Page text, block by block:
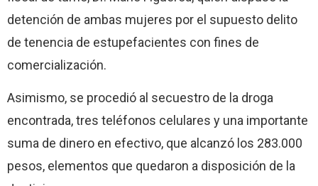
detención de ambas mujeres por el supuesto delito
de tenencia de estupefacientes con fines de
comercialización.
Asimismo, se procedió al secuestro de la droga
encontrada, tres teléfonos celulares y una importante
suma de dinero en efectivo, que alcanzó los 283.000
pesos, elementos que quedaron a disposición de la